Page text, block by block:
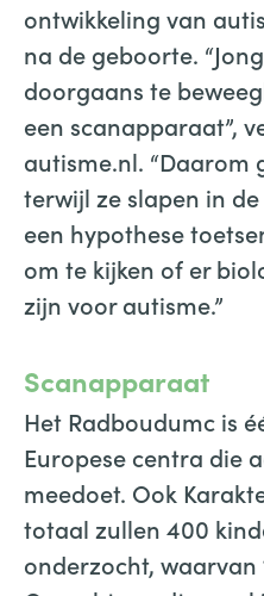
ontwikkeling van
na de geboorte.
doorgaans te
een scanapparaat”,
autisme.nl. “Daarom
terwijl ze slapen in
een hypothese
om te kijken of er
zijn voor autisme.”
Scanapparaat
Het Radboudumc is
Europese centra die
meedoet. Ook
totaal zullen 400
onderzocht, waarvan